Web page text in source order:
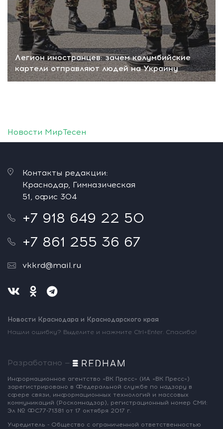
Легион иностранцев: зачем колумбийские
картели отправляют людей на Украину
Новости МирТесен
Контакты редакции:
Краснодар, Гимназическая
51, офис 304
+7 918 649 22 50
+7 861 255 36 67
vkkrd@mail.ru
Новости Краснодара и Краснодарского края
Нашли ошибку? Выделите и нажмите Ctrl+Enter. Спасибо!
Разработано —
Информационное агентство «ВК Пресс» (ИА «ВК Пресс»)
зарегистрировано в Федеральной службе по надзору в
сфере связи, информационных технологий и массовых
коммуникаций (Роскомнадзор), регистрационный номер СМИ:
Эл № ФС77-71381 от 17 октября 2017 г.
Учредитель - Общество с ограниченной ответственностью